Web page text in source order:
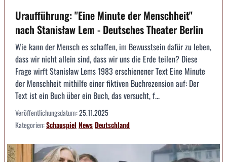
Uraufführung: "Eine Minute der Menschheit"
nach Stanisław Lem - Deutsches Theater Berlin
Wie kann der Mensch es schaffen, im Bewusstsein dafür zu leben,
dass wir nicht allein sind, dass wir uns die Erde teilen? Diese
Frage wirft Stanisław Lems 1983 erschienener Text Eine Minute
der Menschheit mithilfe einer fiktiven Buchrezension auf: Der
Text ist ein Buch über ein Buch, das versucht, f...
Veröffentlichungsdatum:25.11.2025
Kategorien:Schauspiel NewsDeutschland